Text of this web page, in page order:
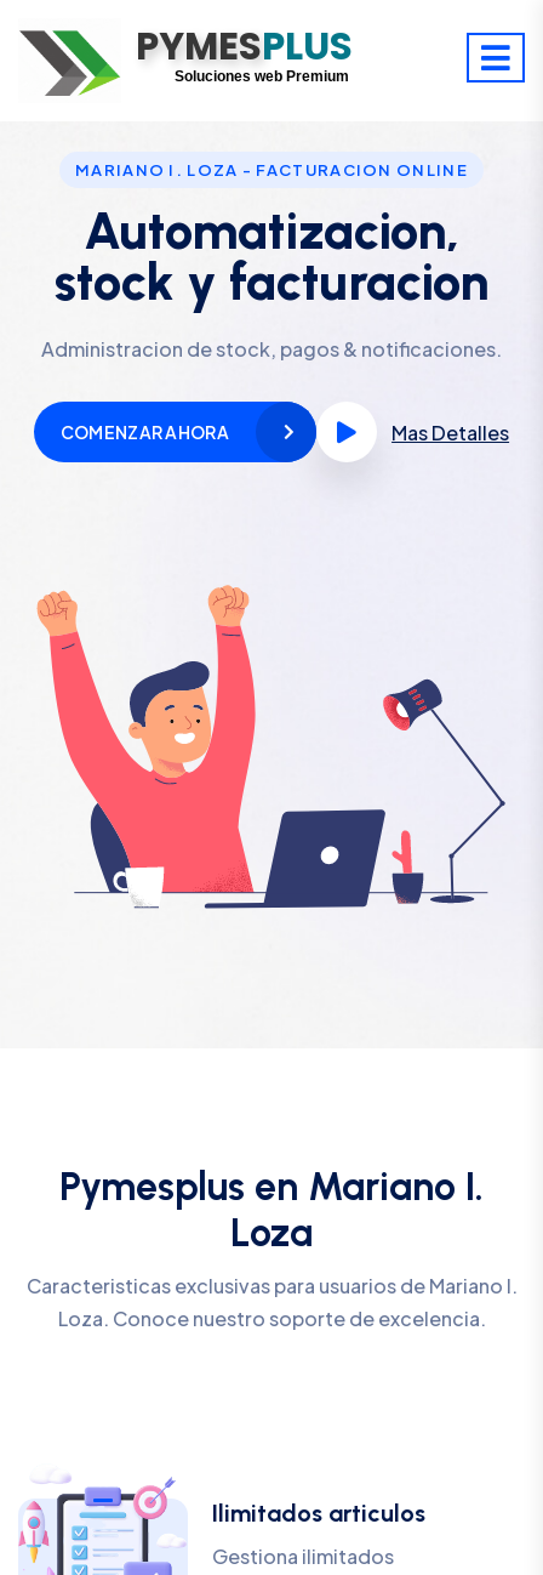
PYMESPLUS
Digitaliza tu éxito
Soluciones web Premium
MARIANO I. LOZA - FACTURACION ONLINE
Automatizacion,
stock y facturacion
Administracion de stock, pagos & notificaciones.
COMENZAR AHORA Mas Detalles
Pymesplus en Mariano I.
Loza
Caracteristicas exclusivas para usuarios de Mariano I.
Loza. Conoce nuestro soporte de excelencia.
Ilimitados articulos
Gestiona ilimitados